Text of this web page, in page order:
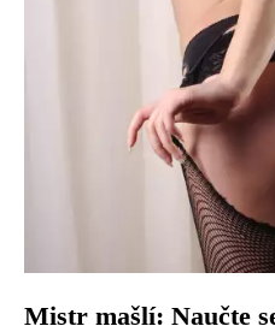
Mistr mašlí: Naučte